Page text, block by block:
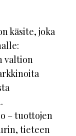
käsite, joka
valtion
– tuottojen
tieteen